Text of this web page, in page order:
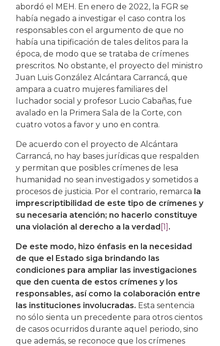
abordó el MEH. En enero de 2022, la FGR se
había negado a investigar el caso contra los
responsables con el argumento de que no
había una tipificación de tales delitos para la
época, de modo que se trataba de crímenes
prescritos. No obstante, el proyecto del ministro
Juan Luis González Alcántara Carrancá, que
ampara a cuatro mujeres familiares del
luchador social y profesor Lucio Cabañas, fue
avalado en la Primera Sala de la Corte, con
cuatro votos a favor y uno en contra.
De acuerdo con el proyecto de Alcántara
Carrancá, no hay bases jurídicas que respalden
y permitan que posibles crímenes de lesa
humanidad no sean investigados y sometidos a
procesos de justicia. Por el contrario, remarca la
imprescriptibilidad de este tipo de crímenes y
su necesaria atención; no hacerlo constituye
una violación al derecho a la verdad [1] .
De este modo, hizo énfasis en la necesidad
de que el Estado siga brindando las
condiciones para ampliar las investigaciones
que den cuenta de estos crímenes y los
responsables, así como la colaboración entre
las instituciones involucradas. Esta sentencia
no sólo sienta un precedente para otros cientos
de casos ocurridos durante aquel periodo, sino
que además, se reconoce que los crímenes